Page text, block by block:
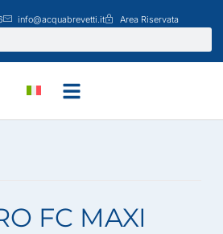
info@acquabrevetti.it Area Riservata
FC MAXI